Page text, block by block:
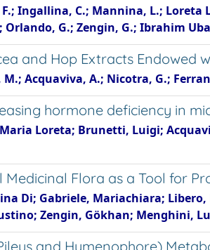
Ingallina, C.; Mannina, L.;
G.; Zengin, G.; Ibrahim
and Hop Extracts
M.; Acquaviva, A.; Nicotra, G.;
hormone deficiency in
Maria Loreta; Brunetti, Luigi;
Flora as a Tool for
Di; Gabriele, Mariachiara;
Zengin, Gökhan; Menghini,
and Hymenophore)